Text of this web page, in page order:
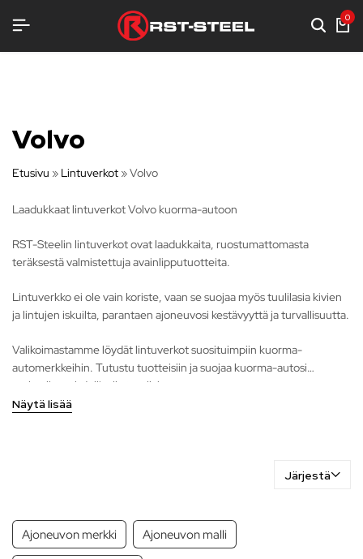
VARUSTELUA
VARUSTELUA
VARUSTELUA 0
Volvo
Etusivu » Lintuverkot »Volvo
Laadukkaat lintuverkot Volvo kuorma-autoon
RST-Steelin lintuverkot ovat laadukkaita, ruostumattomasta
teräksestä valmistettuja avainlipputuotteita.
Lintuverkko ei ole vain koriste, vaan se suojaa myös tuulilasia kivien
ja lintujen iskuilta, parantaen ajoneuvosi kestävyyttä ja turvallisuutta.
Valikoimastamme löydät lintuverkot suosituimpiin kuorma-
automerkkeihin. Tutustu tuotteisiin ja suojaa kuorma-autosi
parhaalla mahdollisella tavalla!
Näytä lisää
Järjestä
Ajoneuvon merkki Ajoneuvon malli